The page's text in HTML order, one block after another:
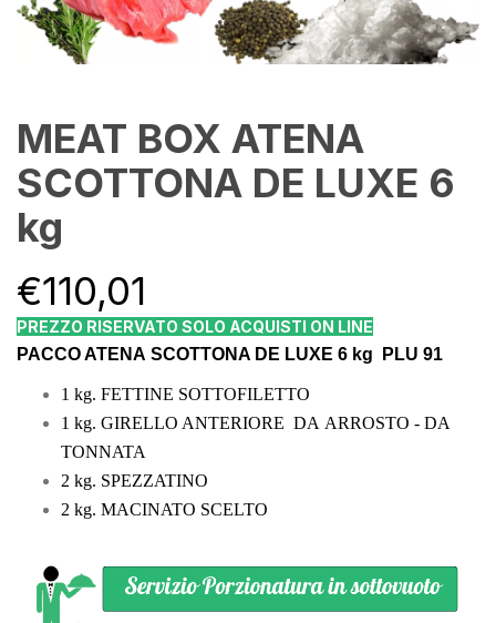
MEAT BOX ATENA
SCOTTONA DE LUXE 6
kg
€110,01
PREZZO RISERVATO SOLO ACQUISTI ON LINE
PACCO ATENA SCOTTONA DE LUXE 6 kg
PLU 91
1 kg. FETTINE SOTTOFILETTO
1 kg. GIRELLO ANTERIORE DA ARROSTO - DA
TONNATA
2 kg. SPEZZATINO
2 kg. MACINATO SCELTO